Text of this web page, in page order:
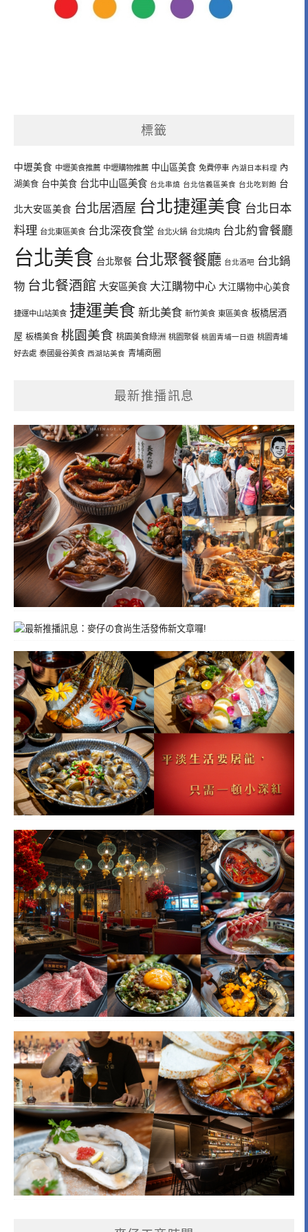
標籤
中壢美食 中壢美食推薦 中壢購物推薦 中山區美食 免費停車 內湖日本料理 內
湖美食 台中美食 台北中山區美食 台北串燒 台北信義區美食 台北吃到飽 台
北大安區美食 台北居酒屋 台北捷運美食 台北日本
料理 台北東區美食 台北深夜食堂 台北火鍋 台北燒肉 台北約會餐廳
台北美食 台北聚餐 台北聚餐餐廳 台北酒吧 台北鍋
物 台北餐酒館 大安區美食 大江購物中心 大江購物中心美食
捷運中山站美食 捷運美食 新北美食 新竹美食 東區美食 板橋居酒
屋 板橋美食 桃園美食 桃園美食綠洲 桃園聚餐 桃園青埔一日遊 桃園青埔
好去處 泰國曼谷美食 西湖站美食 青埔商圈
最新推播訊息